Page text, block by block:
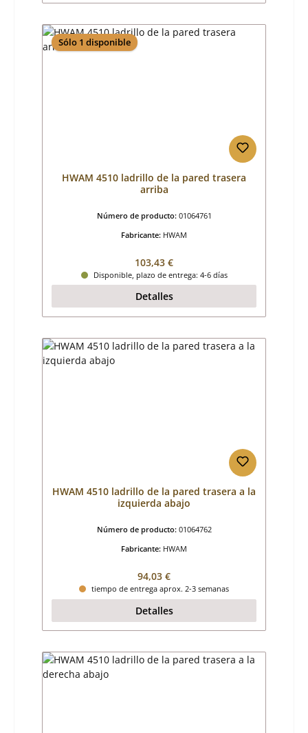
Sólo 1 disponible
HWAM 4510 ladrillo de la pared trasera
arriba
Número de producto: 01064761
Fabricante: HWAM
Precio normal:
103,43 €
Disponible, plazo de entrega: 4-6 días
Detalles
HWAM 4510 ladrillo de la pared trasera a la
izquierda abajo
Número de producto: 01064762
Fabricante: HWAM
Precio normal:
94,03 €
tiempo de entrega aprox. 2-3 semanas
Detalles